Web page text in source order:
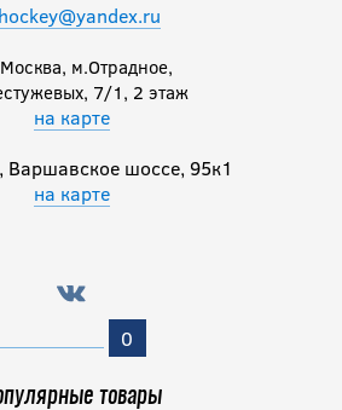
м.Отрадное,
7/1, 2 этаж
на карте
Варшавское шоссе, 95к1
на карте
0
товары